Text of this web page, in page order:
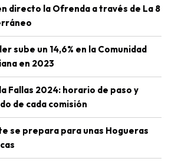
directo la Ofrenda a través de La 8
sube un 14,6% en la Comunidad
en 2023
Fallas 2024: horario de paso y
de cada comisión
se prepara para unas Hogueras